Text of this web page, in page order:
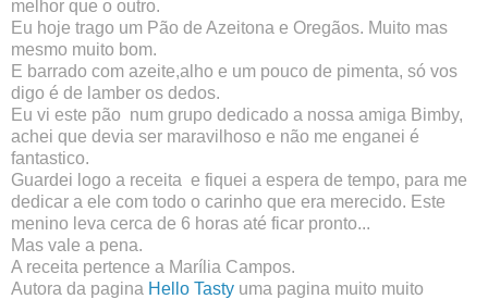
melhor que o outro.
Eu hoje trago um Pão de Azeitona e Oregãos. Muito mas
mesmo muito bom.
E barrado com azeite,alho e um pouco de pimenta, só vos
digo é de lamber os dedos.
Eu vi este pão num grupo dedicado a nossa amiga Bimby,
achei que devia ser maravilhoso e não me enganei é
fantastico.
Guardei logo a receita e fiquei a espera de tempo, para me
dedicar a ele com todo o carinho que era merecido. Este
menino leva cerca de 6 horas até ficar pronto...
Mas vale a pena.
A receita pertence a Marília Campos.
Autora da pagina Hello Tasty uma pagina muito muito